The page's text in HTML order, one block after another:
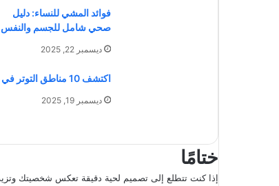
فوائد المشي للنساء: دليل
صحي شامل للجسم والنفس
ديسمبر 22, 2025
اكتشف 10 مناطق التوتر في الجسم وتأثيرها النفسي والجسدي
ديسمبر 19, 2025
ختامًا
إذا كنت تتطلع إلى تصميم لحية دقيقة تعكس شخصيتك وتزيد